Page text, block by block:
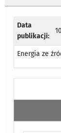
Data
publikacji:
Energia ze